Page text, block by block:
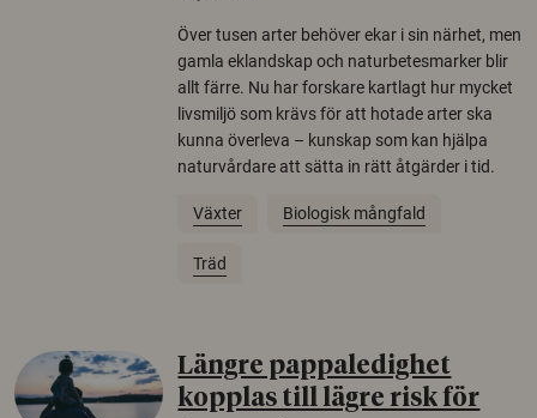
Över tusen arter behöver ekar i sin närhet, men
gamla eklandskap och naturbetesmarker blir
allt färre. Nu har forskare kartlagt hur mycket
livsmiljö som krävs för att hotade arter ska
kunna överleva – kunskap som kan hjälpa
naturvårdare att sätta in rätt åtgärder i tid.
Växter Biologisk mångfald
Träd
Längre pappaledighet
kopplas till lägre risk för